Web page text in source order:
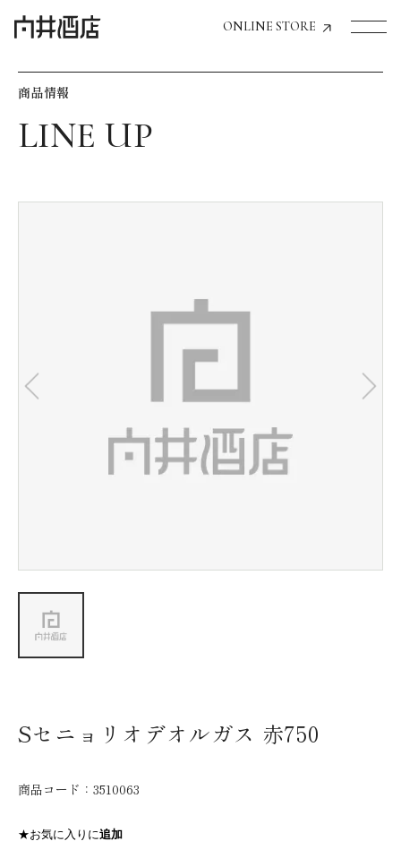
ONLINE STORE
飲食店経営のお客様
お気に入り機能の活用方法
会社情報
商品情報
Sセニョリオデオルガス 赤750
商品コード： 3510063
★お気に入りに追加